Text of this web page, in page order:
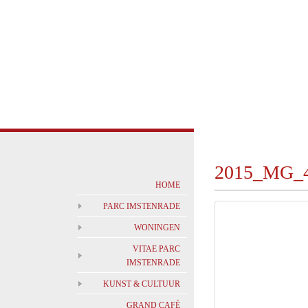
HOME
PARC IMSTENRADE
WONINGEN
VITAE PARC
IMSTENRADE
KUNST & CULTUUR
GRAND CAFÉ